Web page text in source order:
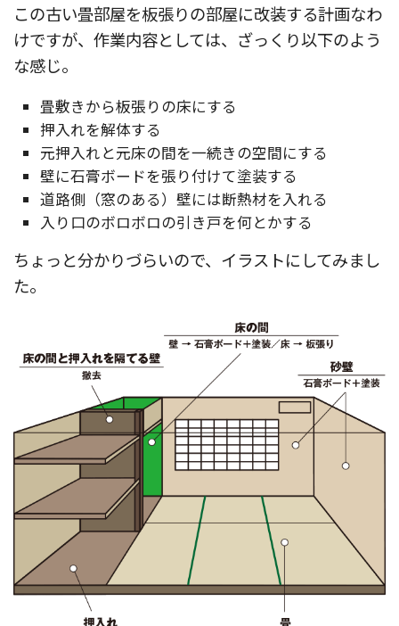
この古い畳部屋を板張りの部屋に改装する計画なわ
けですが、作業内容としては、ざっくり以下のよう
な感じ。
畳敷きから板張りの床にする
押入れを解体する
元押入れと元床の間を一続きの空間にする
壁に石膏ボードを張り付けて塗装する
道路側（窓のある）壁には断熱材を入れる
入り口のボロボロの引き戸を何とかする
ちょっと分かりづらいので、イラストにしてみまし
た。